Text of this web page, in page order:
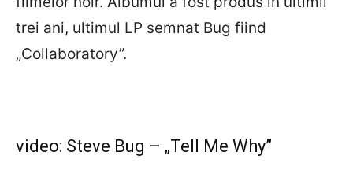
trei ani, ultimul LP semnat Bug fiind
„Collaboratory”.
video: Steve Bug – „Tell Me Why”